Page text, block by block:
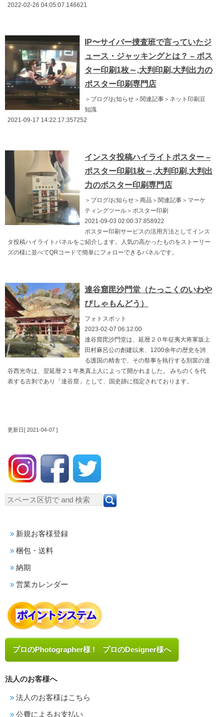
2022-02-26 04:05:07.146621
IP〜サイバー捜査班で言っていたジ
ュース・ジャッキングとは？ – ポス
ター印刷1枚～,大判印刷,大判出力の
ポスター印刷専門店
＞ブログ/お知らせ＞関連記事＞ネット印刷豆
知識
2021-09-17 14:22:17.357252
インスタ投稿ハイライトポスター –
ポスター印刷1枚～,大判印刷,大判出
力のポスター印刷専門店
＞ブログ/お知らせ＞商品＞関連記事＞マーケ
ティングツール＞ポスター印刷
2021-09-03 02:00:37.858922
ポスター印刷サービスの活用方法としてインス
タ投稿ハイライトパネルをご紹介します。人気の高かったものをストーリー
ズの様に並べてQRコードで簡単にフォローできるパネルです。
達谷窟毘沙門堂（たっこくのいわや
びしゃもんどう）
フォトスポット
2023-02-07 06:12:00
達谷窟毘沙門堂は、延暦２０年征夷大将軍坂上
田村麻呂公の創建以来、1200余年の歴史を誇
る護国の精舎で、その祭事を執行する別當の達
谷西光寺は、翌延暦２１年奥真上人によって開かれました。 みちのくを代
表する古刹であり「達谷窟」として、国史跡に指定されております。
更新日[ 2021-04-07 ]
新規お客様登録
梱包・送料
納期
営業カレンダー
プロのPhotographer様 ! プロのDesigner様へ
法人のお客様へ
法人のお客様はこちら
公費によるお支払い